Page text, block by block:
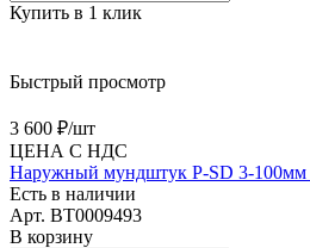
Купить в 1 клик
Быстрый просмотр
3 600 ₽/шт
ЦЕНА С НДС
Наружный мундштук P-SD 3-100мм
Есть в наличии
Арт. BT0009493
В корзину